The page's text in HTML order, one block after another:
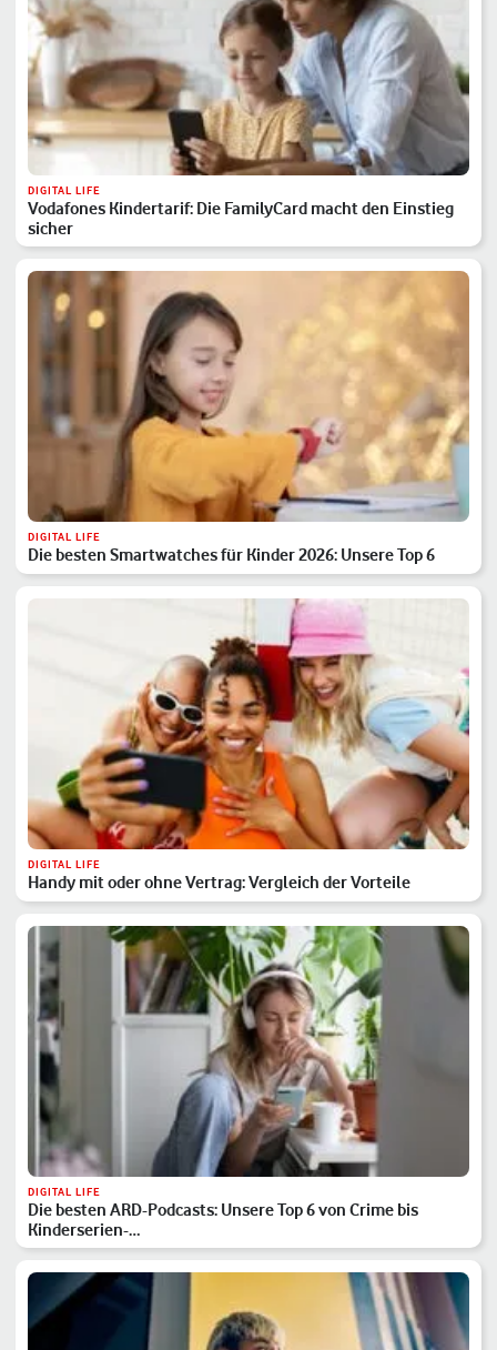
DIGITAL LIFE
Vodafones Kindertarif: Die FamilyCard macht den Einstieg
sicher
DIGITAL LIFE
Die besten Smartwatches für Kinder 2026: Unsere Top 6
DIGITAL LIFE
Handy mit oder ohne Vertrag: Vergleich der Vorteile
DIGITAL LIFE
Die besten ARD-Podcasts: Unsere Top 6 von Crime bis
Kinderserien-…